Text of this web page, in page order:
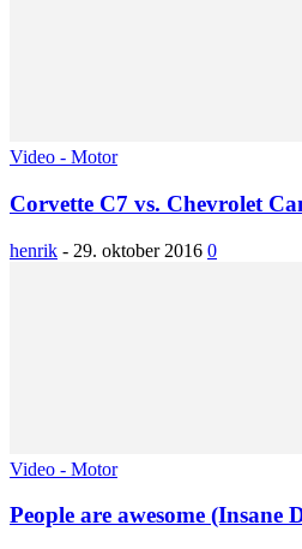
Video - Motor
Corvette C7 vs. Chevrolet
henrik - 29. oktober 2016 0
Video - Motor
People are awesome (Insane